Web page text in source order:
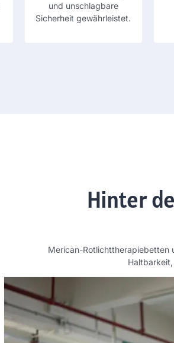
und unschlagbare
Sicherheit gewährleistet.
Hinter
Merican-Rotlichttherapiebetten